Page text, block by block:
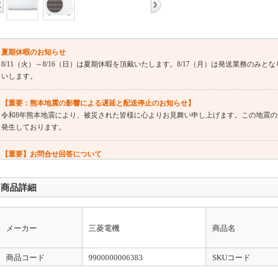
夏期休暇のお知らせ
8/11（火）～8/16（日）は夏期休暇を頂戴いたします。8/17（月）は発送業務のみと
いします。
【重要：熊本地震の影響による遅延と配送停止のお知らせ】
令和8年熊本地震により、被災された皆様に心よりお見舞い申し上げます。この地震
発生しております。
【重要】お問合せ回答について
また「よくあるご質問」もご参考いたけますと幸いです。 詳細はこちら
エアコン設置工事がどのくらいで対応できるかについて
7月末現在、6月上旬より変わらず立て込んでおります。詳しくはリンク先をご参考く
ヤマトホームコンビニエンス（クロネコヤマト家財宅配便）は2025年1月1日より「ア
となりましたが、代金引換の領収書のみ今しばらく旧名称のまま発行されます。
商品詳細
メーカー 三菱電機 商品名
商品コード
9900000006383 SKUコード